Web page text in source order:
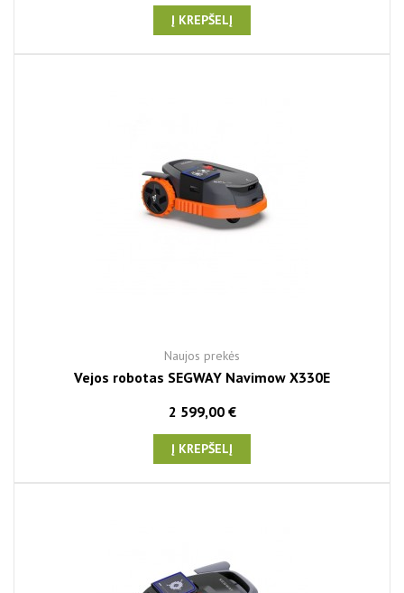
Į KREPŠELĮ
Naujos prekės
Vejos robotas SEGWAY Navimow X330E
2 599,00 €
Į KREPŠELĮ